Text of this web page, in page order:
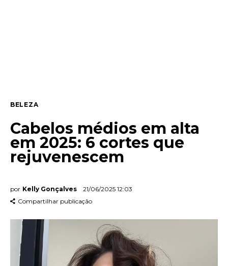
Contato
BELEZA
Cabelos médios em alta
em 2025: 6 cortes que
rejuvenescem
por Kelly Gonçalves
21/06/2025 12:03
Compartilhar publicação